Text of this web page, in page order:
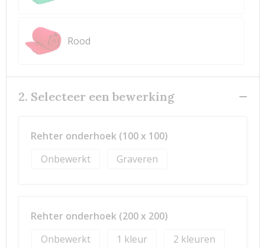
Rood
2. Selecteer een bewerking
Rehter onderhoek (100 x 100)
Onbewerkt
Graveren
Rehter onderhoek (200 x 200)
Onbewerkt
1
2